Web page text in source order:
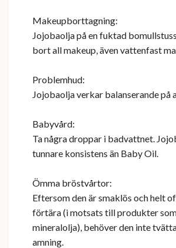
Makeupborttagning:
Jojobaolja på en fuktad
bort all makeup, även vattenfast
Problemhud:
Jojobaolja verkar balanserande på
Babyvård:
Ta några droppar i badvattnet.
tunnare konsistens än Baby Oil.
Ömma bröstvårtor:
Eftersom den är smaklös och helt
förtära (i motsats till produkter
mineralolja), behöver den inte
amning.